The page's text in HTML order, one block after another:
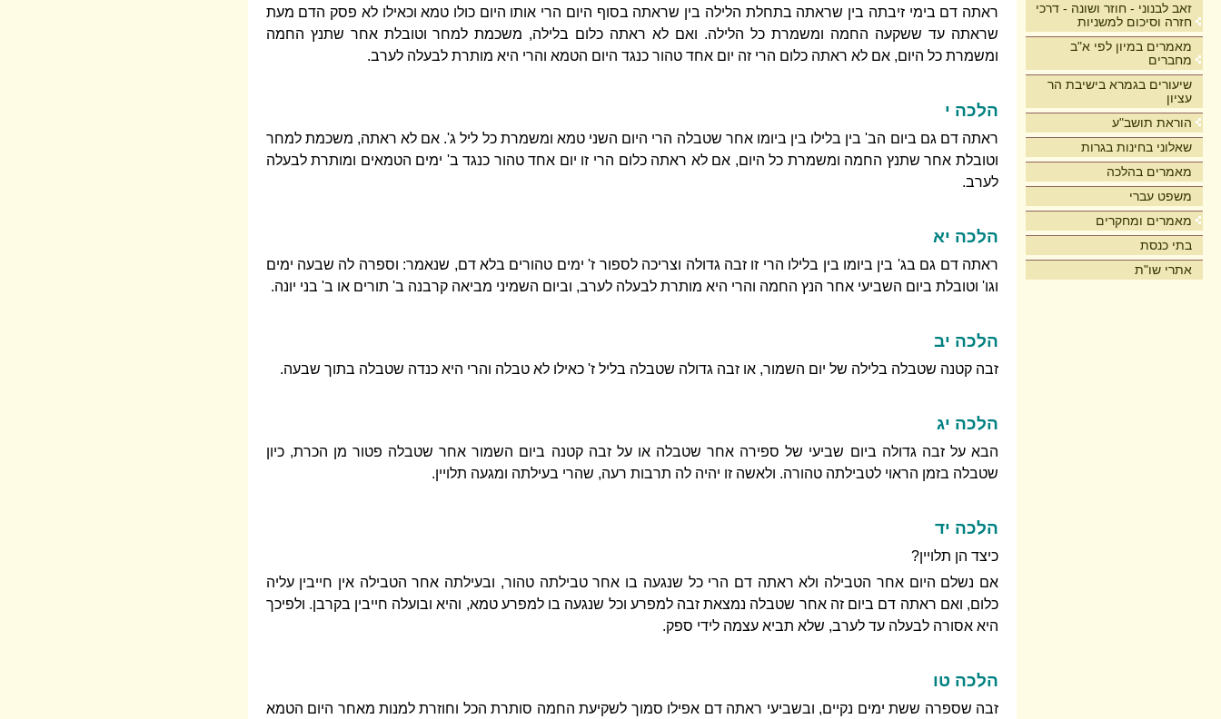
זאב לבנוני - חוזר ושונה - דרכי
חזרה וסיכום למשניות
מאמרים במיון לפי א"ב
מחברים
שיעורים בגמרא בישיבת הר
עציון
הוראת תושב"ע
שאלוני בחינות בגרות
מאמרים בהלכה
משפט עברי
מאמרים ומחקרים
בתי כנסת
אתרי שו"ת
ראתה דם בימי זיבתה בין שראתה בתחלת הלילה בין שראתה בסוף היום הרי אותו היום כולו טמא וכאילו לא פסק הדם מעת
שראתה עד ששקעה החמה ומשמרת כל הלילה. ואם לא ראתה כלום בלילה, משכמת למחר וטובלת אחר שתנץ החמה
ומשמרת כל היום, אם לא ראתה כלום הרי זה יום אחד טהור כנגד היום הטמא והרי היא מותרת לבעלה לערב.
הלכה י
ראתה דם גם ביום הב' בין בלילו בין ביומו אחר שטבלה הרי היום השני טמא ומשמרת כל ליל ג'. אם לא ראתה, משכמת למחר
וטובלת אחר שתנץ החמה ומשמרת כל היום, אם לא ראתה כלום הרי זו יום אחד טהור כנגד ב' ימים הטמאים ומותרת לבעלה
לערב.
הלכה יא
ראתה דם גם בג' בין ביומו בין בלילו הרי זו זבה גדולה וצריכה לספור ז' ימים טהורים בלא דם, שנאמר: וספרה לה שבעה ימים
וגו' וטובלת ביום השביעי אחר הנץ החמה והרי היא מותרת לבעלה לערב, וביום השמיני מביאה קרבנה ב' תורים או ב' בני יונה.
הלכה יב
זבה קטנה שטבלה בלילה של יום השמור, או זבה גדולה שטבלה בליל ז' כאילו לא טבלה והרי היא כנדה שטבלה בתוך שבעה.
הלכה יג
הבא על זבה גדולה ביום שביעי של ספירה אחר שטבלה או על זבה קטנה ביום השמור אחר שטבלה פטור מן הכרת, כיון
שטבלה בזמן הראוי לטבילתה טהורה. ולאשה זו יהיה לה תרבות רעה, שהרי בעילתה ומגעה תלויין.
הלכה יד
כיצד הן תלויין?
אם נשלם היום אחר הטבילה ולא ראתה דם הרי כל שנגעה בו אחר טבילתה טהור, ובעילתה אחר הטבילה אין חייבין עליה
כלום, ואם ראתה דם ביום זה אחר שטבלה נמצאת זבה למפרע וכל שנגעה בו למפרע טמא, והיא ובועלה חייבין בקרבן. ולפיכך
היא אסורה לבעלה עד לערב, שלא תביא עצמה לידי ספק.
הלכה טו
זבה שספרה ששת ימים נקיים, ובשביעי ראתה דם אפילו סמוך לשקיעת החמה סותרת הכל וחוזרת למנות מאחר היום הטמא